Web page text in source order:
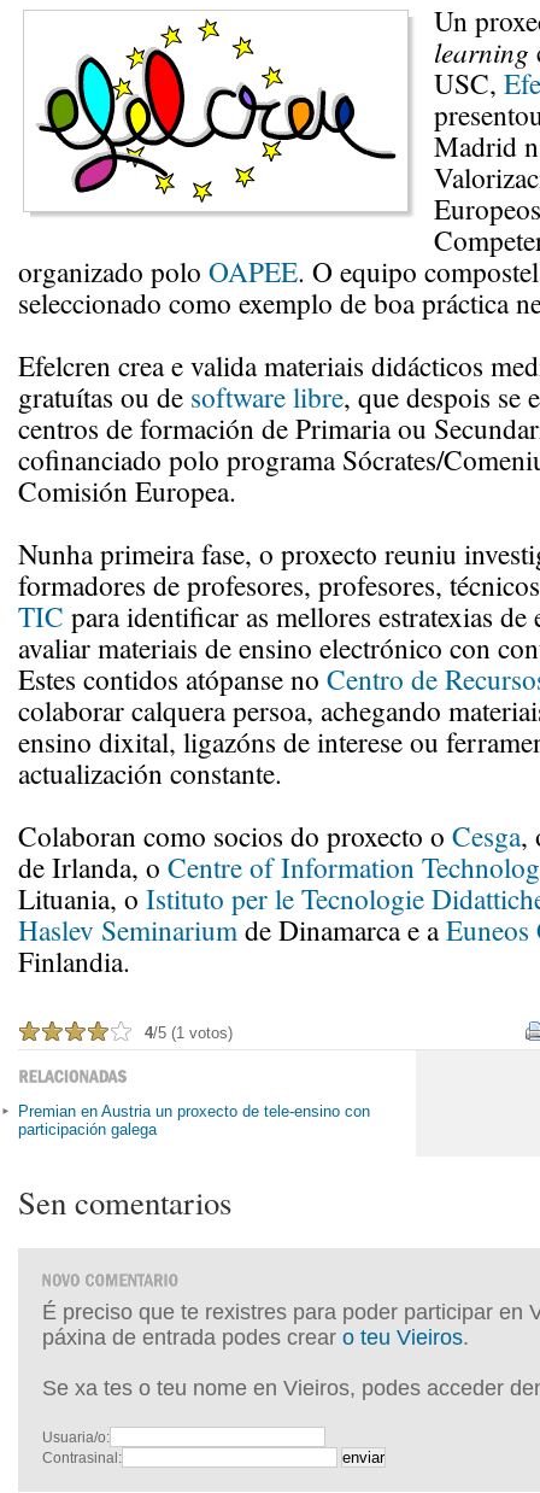
Un
learning
USC,
Madrid
organizado polo OAPEE. O equipo
seleccionado como exemplo de boa práctica
Efelcren crea e valida materiais didácticos
gratuítas ou de software libre, que despois se
centros de formación de Primaria ou
cofinanciado polo programa Sócrates/
Comisión Europea.
Nunha primeira fase, o proxecto reuniu
formadores de profesores, profesores,
TIC para identificar as mellores estratexias de
avaliar materiais de ensino electrónico con
Estes contidos atópanse no Centro de
colaborar calquera persoa, achegando
ensino dixital, ligazóns de interese ou
actualización constante.
Colaboran como socios do proxecto o Cesga,
de Irlanda, o Centre of Information
Lituania, o Istituto per le Tecnologie
Haslev Seminariumde Dinamarca e a
Finlandia.
4/5 (1 votos)
Premian en Austria un proxecto de tele-ensino con
participación galega
Sen comentarios
É preciso que te rexistres para poder participar en
páxina de entrada podes crear o teu Vieiros.
Se xa tes o teu nome en Vieiros, podes acceder
Usuaria/o:
Contrasinal: